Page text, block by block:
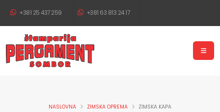
+381 25 437 259 +381 63 813 24 17
NASLOVNA ZIMSKA OPREMA ZIMSKA KAPA